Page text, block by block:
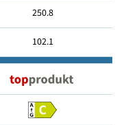
250.8
102.1